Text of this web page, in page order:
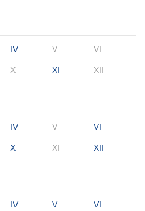
IV V VI
X XI XII
IV V VI
X XI XII
IV V VI